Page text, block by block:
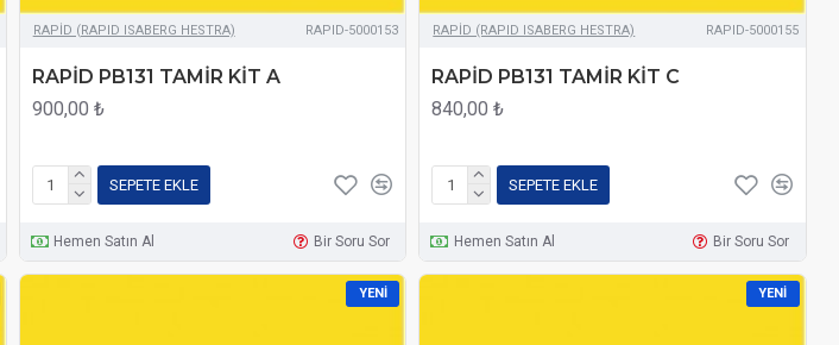
RAPİD (RAPID ISABERG HESTRA) RAPID-5000153
RAPİD PB131 TAMİR KİT A
900,00 ₺
SEPETE EKLE
Hemen Satın Al Bir Soru Sor
RAPİD (RAPID ISABERG HESTRA) RAPID-5000155
RAPİD PB131 TAMİR KİT C
840,00 ₺
SEPETE EKLE
Hemen Satın Al Bir Soru Sor
YENI YENI